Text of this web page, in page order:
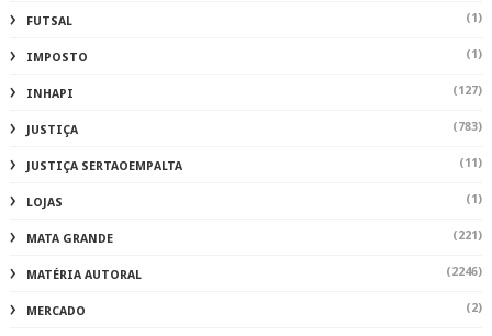
FUTSAL (1)
IMPOSTO (1)
INHAPI (127)
JUSTIÇA (783)
JUSTIÇA SERTAOEMPALTA (11)
LOJAS (1)
MATA GRANDE (221)
MATÉRIA AUTORAL (2246)
MERCADO (2)